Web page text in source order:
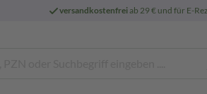
versandkostenfreiab 29 € und für E-